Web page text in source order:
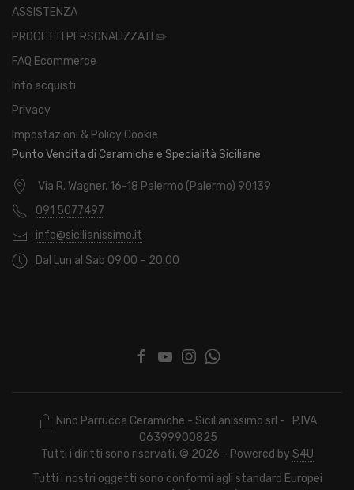
ASSISTENZA
PROGETTI PERSONALIZZATI ✏️
FAQ Ecommerce
Info acquisti
Privacy
Impostazioni & Policy Cookie
Punto Vendita di Ceramiche e Specialità Siciliane
Via R. Wagner, 16-18 Palermo (Palermo) 90139
091 5077497
info@sicilianissimo.it
Dal Lun al Sab 09.00 – 20.00
Nino Parrucca Ceramiche - Sicilianissimo srl - P.IVA
06399900825
Tutti i diritti sono riservati. © 2026 - Powered by S4U
Tutti i nostri oggetti sono conformi agli standard Europei